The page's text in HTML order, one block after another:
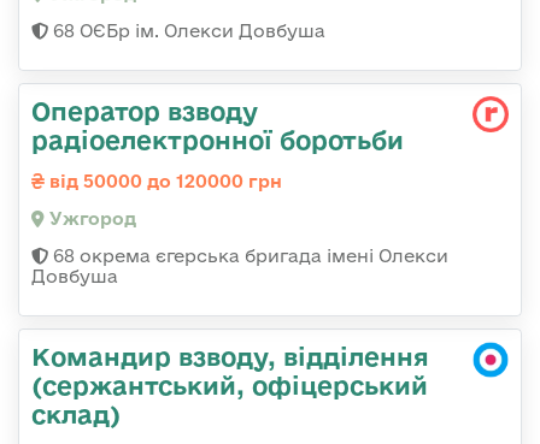
68 ОЄБр ім. Олекси Довбуша
Оператор взводу
радіоелектронної боротьби
від 50000 до 120000 грн
Ужгород
68 окрема єгерська бригада імені Олекси
Довбуша
Командир взводу, відділення
(сержантський, офіцерський
склад)